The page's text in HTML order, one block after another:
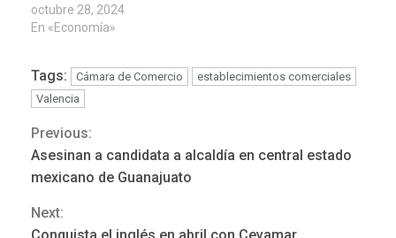
octubre 28, 2024
En «Economía»
Tags: Cámara de Comercio
establecimientos comerciales
Valencia
Continue
Reading
Previous:
Asesinan a candidata a alcaldía en central estado
mexicano de Guanajuato
Next:
Mariño fortalece capacidad